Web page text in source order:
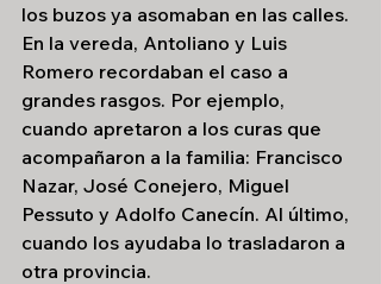
los buzos ya asomaban en las calles.
En la vereda, Antoliano y Luis
Romero recordaban el caso a
grandes rasgos. Por ejemplo,
cuando apretaron a los curas que
acompañaron a la familia: Francisco
Nazar, José Conejero, Miguel
Pessuto y Adolfo Canecín. Al último,
cuando los ayudaba lo trasladaron a
otra provincia.